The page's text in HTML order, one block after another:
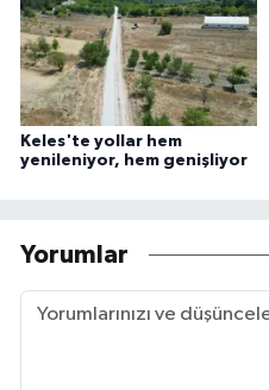
Keles'te yollar hem
yenileniyor, hem genişliyor
Yorumlar